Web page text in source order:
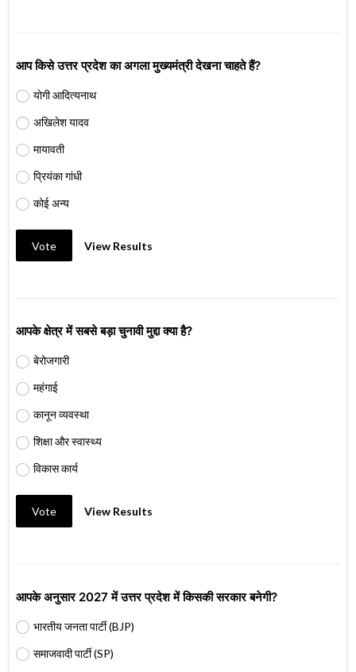
आप किसे उत्तर प्रदेश का अगला मुख्यमंत्री देखना चाहते हैं?
योगी आदित्यनाथ
अखिलेश यादव
मायावती
प्रियंका गांधी
कोई अन्य
Vote View Results
आपके क्षेत्र में सबसे बड़ा चुनावी मुद्दा क्या है?
बेरोजगारी
महंगाई
कानून व्यवस्था
शिक्षा और स्वास्थ्य
विकास कार्य
Vote View Results
आपके अनुसार 2027 में उत्तर प्रदेश में किसकी सरकार बनेगी?
भारतीय जनता पार्टी (BJP)
समाजवादी पार्टी (SP)